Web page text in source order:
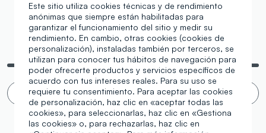
Estás viendo 4 de 4 productos
¿Desplazamiento infinito 🙄 ? No, gracias. ¡Filtro!
Este sitio utiliza cookies técnicas y de rendimiento
anónimas que siempre están habilitadas para
garantizar el funcionamiento del sitio y medir su
rendimiento. En cambio, otras cookies (cookies de
personalización), instaladas también por terceros, se
utilizan para conocer tus hábitos de navegación para
poder ofrecerte productos y servicios específicos de
acuerdo con tus intereses reales. Para su uso se
requiere tu consentimiento. Para aceptar las cookies
de personalización, haz clic en «aceptar todas las
cookies», para seleccionarlas, haz clic en «Gestiona
las cookies» o, para rechazarlas, haz clic en